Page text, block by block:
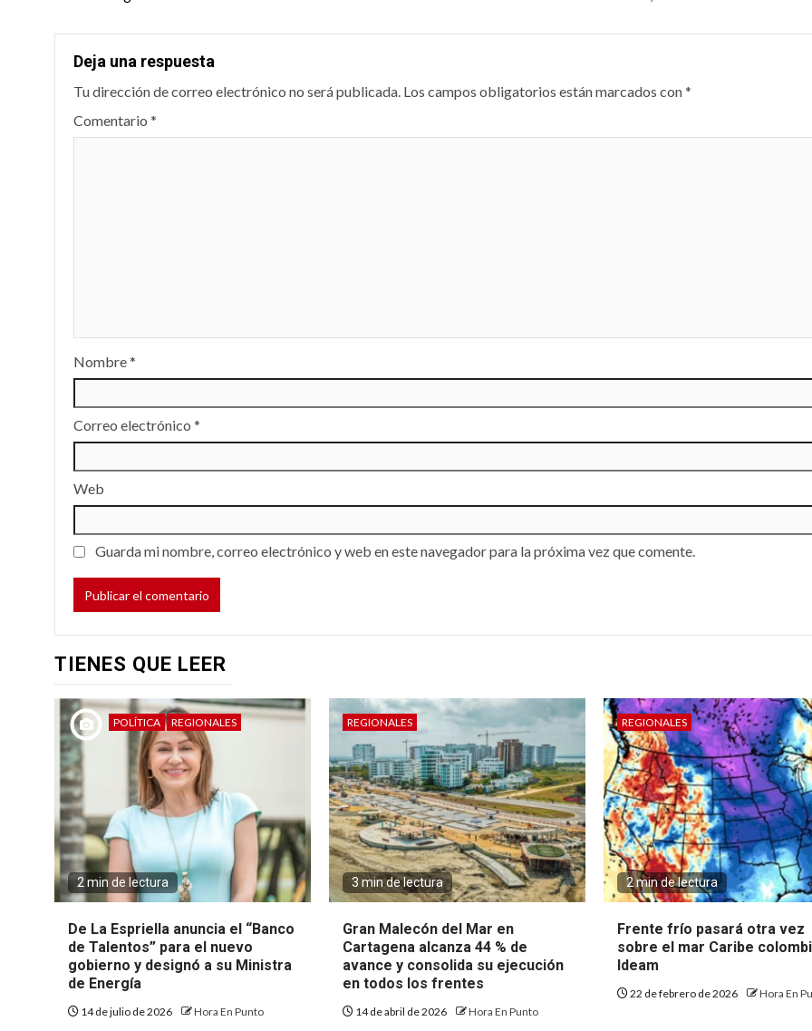
Deja una respuesta
Tu dirección de correo electrónico no será publicada. Los campos obligatorios están marcados con*
Comentario *
Nombre*
Correo electrónico *
Web
Guarda mi nombre, correo electrónico y web en este navegador para la próxima vez que comente.
TIENES QUE LEER
POLÍTICA REGIONALES
2 min de lectura
De La Espriella anuncia el “Banco
de Talentos” para el nuevo
gobierno y designó a su Ministra
de Energía
14 de julio de 2026 Hora En Punto
REGIONALES
3 min de lectura
Gran Malecón del Mar en
Cartagena alcanza 44 % de
avance y consolida su ejecución
en todos los frentes
14 de abril de 2026 Hora En Punto
REGIONALES
2 min de lectura
Frente frío pasará otra vez
sobre el mar Caribe
Ideam
22 de febrero de 2026 Hora En